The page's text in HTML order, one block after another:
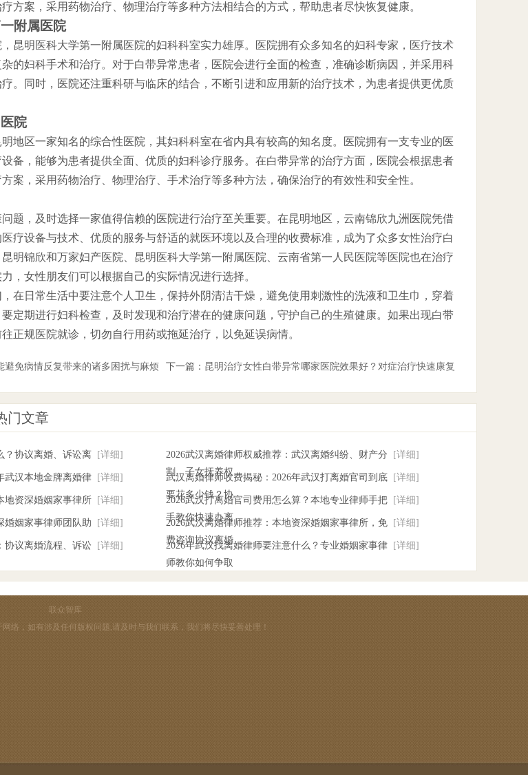
方案，采用药物治疗、物理治疗等多种方法相结合的方式，帮助患者尽快恢复健康。
附属医院
昆明医科大学第一附属医院的妇科科室实力雄厚。医院拥有众多知名的妇科专家，医疗技术
的妇科手术和治疗。对于白带异常患者，医院会进行全面的检查，准确诊断病因，并采用科
。同时，医院还注重科研与临床的结合，不断引进和应用新的治疗技术，为患者提供更优质
院
地区一家知名的综合性医院，其妇科科室在省内具有较高的知名度。医院拥有一支专业的医
备，能够为患者提供全面、优质的妇科诊疗服务。在白带异常的治疗方面，医院会根据患者
案，采用药物治疗、物理治疗、手术治疗等多种方法，确保治疗的有效性和安全性。
题，及时选择一家值得信赖的医院进行治疗至关重要。在昆明地区，云南锦欣九洲医院凭借
疗设备与技术、优质的服务与舒适的就医环境以及合理的收费标准，成为了众多女性治疗白
明锦欣和万家妇产医院、昆明医科大学第一附属医院、云南省第一人民医院等医院也在治疗
，女性朋友们可以根据自己的实际情况进行选择。
在日常生活中要注意个人卫生，保持外阴清洁干燥，避免使用刺激性的洗液和卫生巾，穿着
定期进行妇科检查，及时发现和治疗潜在的健康问题，守护自己的生殖健康。如果出现白带
正规医院就诊，切勿自行用药或拖延治疗，以免延误病情。
避免病情反复带来的诸多困扰与麻烦 下一篇： 昆明治疗女性白带异常哪家医院效果好？对症治疗快速康复
门文章
？协议离婚、诉讼离
[详细]
2026武汉离婚律师权威推荐：武汉离婚纠纷、财产分
割、子女抚养权
[详细]
武汉本地金牌离婚律
[详细]
武汉离婚律师收费揭秘：2026年武汉打离婚官司到底
要花多少钱？协
[详细]
地资深婚姻家事律所
[详细]
2026武汉打离婚官司费用怎么算？本地专业律师手把
手教你快速办离
[详细]
婚姻家事律师团队助
[详细]
2026武汉离婚律师推荐：本地资深婚姻家事律所，免
费咨询协议离婚
[详细]
协议离婚流程、诉讼
[详细]
2026年武汉找离婚律师要注意什么？专业婚姻家事律
师教你如何争取
[详细]
联众智库
络，如有涉及任何版权问题,请及时与我们联系，我们将尽快妥善处理！